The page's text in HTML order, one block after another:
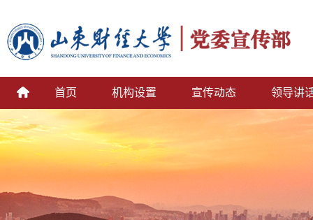
首页 机构设置 宣传动态 领导讲